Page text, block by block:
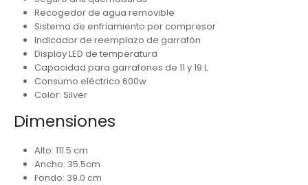
Recogedor de agua removible
Sistema de enfriamiento por compresor
Indicador de reemplazo de garrafón
Display LED de temperatura
Capacidad para garrafones de 11 y 19 L
Consumo eléctrico 600w
Color: Silver
Dimensiones
Alto: 111.5 cm
Ancho: 35.5cm
Fondo: 39.0 cm